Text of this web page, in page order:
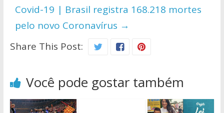
Covid-19 | Brasil registra 168.218 mortes
pelo novo Coronavírus →
Share This Post:
Você pode gostar também